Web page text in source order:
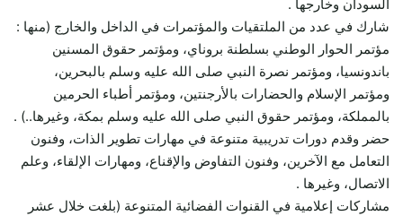
السودان وخارجها .
شارك في عدد من الملتقيات والمؤتمرات في الداخل والخارج (منها :
مؤتمر الحوار الوطني بسلطنة بروناي، ومؤتمر حقوق المسنين
باندونسيا، ومؤتمر نصرة النبي صلى الله عليه وسلم بالبحرين،
ومؤتمر الإسلام والحضارات بالأرجنتين، ومؤتمر أطباء الحرمين
بالمملكة، ومؤتمر حقوق النبي صلى الله عليه وسلم بمكة، وغيرها..) .
حضر وقدم دورات تدريبية متنوعة في مهارات تطوير الذات، وفنون
التعامل مع الآخرين، وفنون التفاوض والإقناع، ومهارات الإلقاء، وعلم
الاتصال، وغيرها .
مشاركات إعلامية في القنوات الفضائية المتنوعة (بلغت خلال عشر